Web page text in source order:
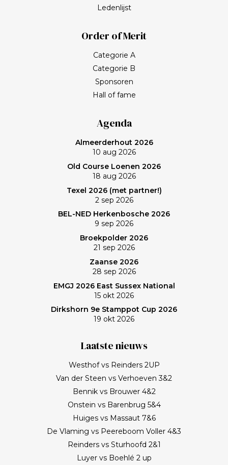
Ledenlijst
Order of Merit
Categorie A
Categorie B
Sponsoren
Hall of fame
Agenda
Almeerderhout 2026
10 aug 2026
Old Course Loenen 2026
18 aug 2026
Texel 2026 (met partner!)
2 sep 2026
BEL-NED Herkenbosche 2026
9 sep 2026
Broekpolder 2026
21 sep 2026
Zaanse 2026
28 sep 2026
EMGJ 2026 East Sussex National
15 okt 2026
Dirkshorn 9e Stamppot Cup 2026
19 okt 2026
Laatste nieuws
Westhof vs Reinders 2UP
Van der Steen vs Verhoeven 3&2
Bennik vs Brouwer 4&2
Onstein vs Barenbrug 5&4
Huiges vs Massaut 7&6
De Vlaming vs Peereboom Voller 4&3
Reinders vs Sturhoofd 2&1
Luyer vs Boehlé 2 up